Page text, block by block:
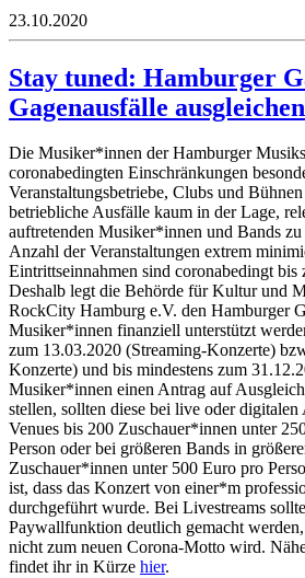
23.10.2020
Stay tuned: Hamburger
Gagenausfälle ausgleichen
Die Musiker*innen der Hamburger
coronabedingten Einschränkungen
Veranstaltungsbetriebe, Clubs und
betriebliche Ausfälle kaum in der Lage,
auftretenden Musiker*innen und Bands
Anzahl der Veranstaltungen extrem
Eintrittseinnahmen sind coronabedingt
Deshalb legt die Behörde für Kultur und
RockCity Hamburg e.V. den Hamburger
Musiker*innen finanziell unterstützt
zum 13.03.2020 (Streaming-Konzerte)
Konzerte) und bis mindestens zum
Musiker*innen einen Antrag auf
stellen, sollten diese bei live oder
Venues bis 200 Zuschauer*innen unter
Person oder bei größeren Bands in
Zuschauer*innen unter 500 Euro pro
ist, dass das Konzert von einer*m
durchgeführt wurde. Bei Livestreams
Paywallfunktion deutlich gemacht
nicht zum neuen Corona-Motto wird.
findet ihr in Kürze hier.